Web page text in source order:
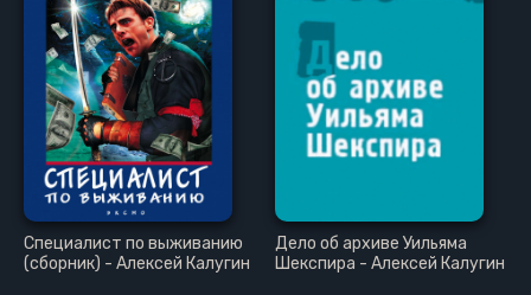
Специалист по выживанию
(сборник) - Алексей Калугин
Дело об архиве Уильяма
Шекспира - Алексей Калугин